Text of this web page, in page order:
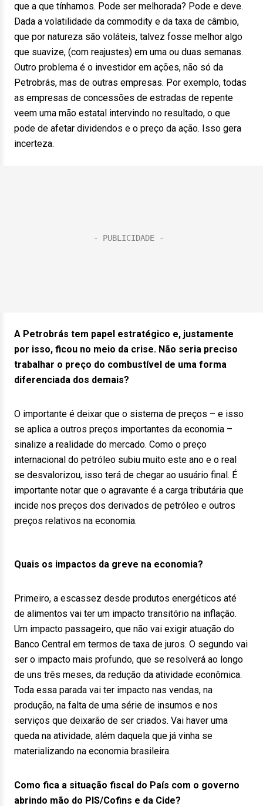
que a que tínhamos. Pode ser melhorada? Pode e deve.
Dada a volatilidade da commodity e da taxa de câmbio,
que por natureza são voláteis, talvez fosse melhor algo
que suavize, (com reajustes) em uma ou duas semanas.
Outro problema é o investidor em ações, não só da
Petrobrás, mas de outras empresas. Por exemplo, todas
as empresas de concessões de estradas de repente
veem uma mão estatal intervindo no resultado, o que
pode de afetar dividendos e o preço da ação. Isso gera
incerteza.
A Petrobrás tem papel estratégico e, justamente
por isso, ficou no meio da crise. Não seria preciso
trabalhar o preço do combustível de uma forma
diferenciada dos demais?
O importante é deixar que o sistema de preços – e isso
se aplica a outros preços importantes da economia –
sinalize a realidade do mercado. Como o preço
internacional do petróleo subiu muito este ano e o real
se desvalorizou, isso terá de chegar ao usuário final. É
importante notar que o agravante é a carga tributária que
incide nos preços dos derivados de petróleo e outros
preços relativos na economia.
Quais os impactos da greve na economia?
Primeiro, a escassez desde produtos energéticos até
de alimentos vai ter um impacto transitório na inflação.
Um impacto passageiro, que não vai exigir atuação do
Banco Central em termos de taxa de juros. O segundo vai
ser o impacto mais profundo, que se resolverá ao longo
de uns três meses, da redução da atividade econômica.
Toda essa parada vai ter impacto nas vendas, na
produção, na falta de uma série de insumos e nos
serviços que deixarão de ser criados. Vai haver uma
queda na atividade, além daquela que já vinha se
materializando na economia brasileira.
Como fica a situação fiscal do País com o governo
abrindo mão do PIS/Cofins e da Cide?